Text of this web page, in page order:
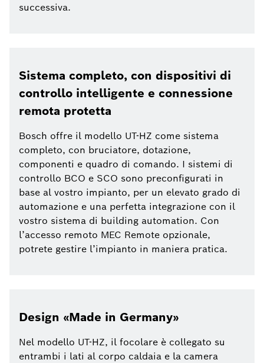
successiva.
Sistema completo, con dispositivi di
controllo intelligente e connessione
remota protetta
Bosch offre il modello UT-HZ come sistema
completo, con bruciatore, dotazione,
componenti e quadro di comando. I sistemi di
controllo BCO e SCO sono preconfigurati in
base al vostro impianto, per un elevato grado di
automazione e una perfetta integrazione con il
vostro sistema di building automation. Con
l’accesso remoto MEC Remote opzionale,
potrete gestire l’impianto in maniera pratica.
Design «Made in Germany»
Nel modello UT-HZ, il focolare è collegato su
entrambi i lati al corpo caldaia e la camera